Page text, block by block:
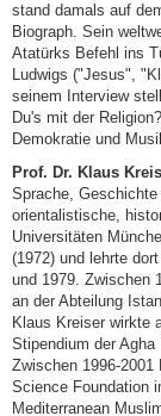
stand damals auf
Biograph. Sein
Atatürks Befehl ins
Ludwigs ("Jesus",
seinem Interview
Du's mit der
Demokratie und
Prof. Dr. Klaus
Sprache,
orientalistische,
Universitäten
(1972) und lehrte
und 1979. Zwischen
an der Abteilung
Klaus Kreiser wirkte
Stipendium der
Zwischen 1996-
Science Foundation
Mediterranean